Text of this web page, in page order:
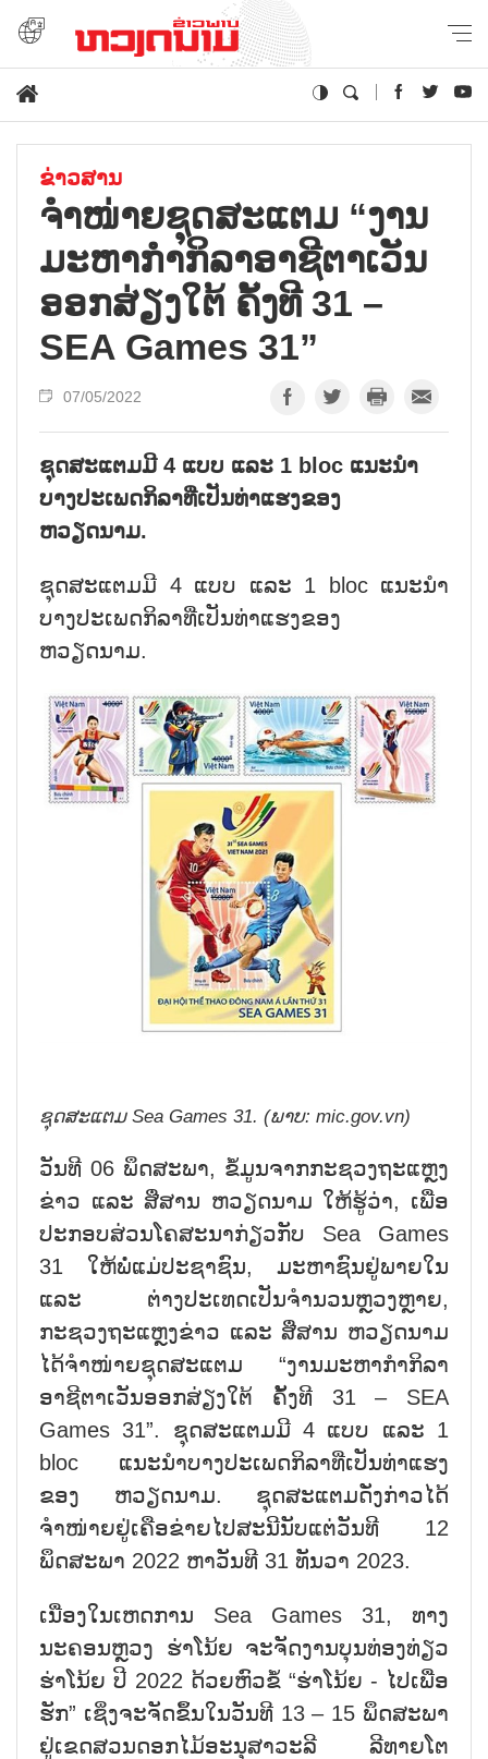
ຂ່າວສານ
ຈຳໜ່າຍຊຸດສະແຕມ “ງານ
ມະຫາກຳກິລາອາຊີຕາເວັນ
ອອກສ່ຽງໃຕ້ ຄັ້ງທີ 31 –
SEA Games 31”
07/05/2022
ຊຸດສະແຕມມີ 4 ແບບ ແລະ 1 bloc ແນະນຳ
ບາງປະເພດກິລາທີ່ເປັນທ່າແຮງຂອງ
ຫວຽດນາມ.
ຊຸດສະແຕມມີ 4 ແບບ ແລະ 1 bloc ແນະນຳ
ບາງປະເພດກິລາທີ່ເປັນທ່າແຮງຂອງ
ຫວຽດນາມ.
ຊຸດສະແຕມ Sea Games 31. (ພາບ: mic.gov.vn)
ວັນທີ 06 ພຶດສະພາ, ຂໍ້ມູນຈາກກະຊວງຖະແຫຼງ
ຂ່າວ ແລະ ສື່ສານ ຫວຽດນາມ ໃຫ້ຮູ້ວ່າ, ເພື່ອ
ປະກອບສ່ວນໂຄສະນາກ່ຽວກັບ Sea Games
31 ໃຫ້ພໍ່ແມ່ປະຊາຊົນ, ມະຫາຊົນຢູ່ພາຍໃນ
ແລະ ຕ່າງປະເທດເປັນຈຳນວນຫຼວງຫຼາຍ,
ກະຊວງຖະແຫຼງຂ່າວ ແລະ ສື່ສານ ຫວຽດນາມ
ໄດ້ຈຳໜ່າຍຊຸດສະແຕມ “ງານມະຫາກຳກິລາ
ອາຊີຕາເວັນອອກສ່ຽງໃຕ້ ຄັ້ງທີ 31 – SEA
Games 31”. ຊຸດສະແຕມມີ 4 ແບບ ແລະ 1
bloc ແນະນຳບາງປະເພດກິລາທີ່ເປັນທ່າແຮງ
ຂອງ ຫວຽດນາມ. ຊຸດສະແຕມດັ່ງກ່າວໄດ້
ຈຳໜ່າຍຢູ່ເຄືອຂ່າຍໄປສະນີນັບແຕ່ວັນທີ 12
ພຶດສະພາ 2022 ຫາວັນທີ 31 ທັນວາ 2023.
ເນື່ອງໃນເຫດການ Sea Games 31, ທາງ
ນະຄອນຫຼວງ ຮ່າໂນ້ຍ ຈະຈັດງານບຸນທ່ອງທ່ຽວ
ຮ່າໂນ້ຍ ປີ 2022 ດ້ວຍຫົວຂໍ້ “ຮ່າໂນ້ຍ - ໄປເພື່ອ
ຮັກ” ເຊິ່ງຈະຈັດຂຶ້ນໃນວັນທີ 13 – 15 ພຶດສະພາ
ຢູ່ເຂດສວນດອກໄມ້ອະນຸສາວະລີ ລີທາຍໂຕ